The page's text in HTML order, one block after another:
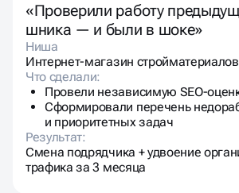
«Проверили работу
шника — и были в шоке»
Ниша
Интернет-магазин стройматериалов
Что сделали:
Провели независимую SEO-
Сформировали перечень
и приоритетных задач
Результат:
Смена подрядчика + удвоение
трафика за 3 месяца